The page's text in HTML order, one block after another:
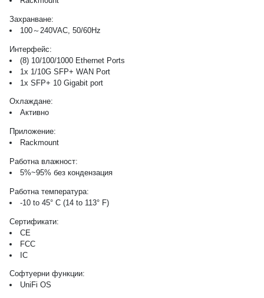
Захранване:
100～240VAC, 50/60Hz
Интерфейс:
(8) 10/100/1000 Ethernet Ports
1x 1/10G SFP+ WAN Port
1x SFP+ 10 Gigabit port
Охлаждане:
Активно
Приложение:
Rackmount
Работна влажност:
5%~95% без кондензация
Работна температура:
-10 to 45° C (14 to 113° F)
Сертификати:
CE
FCC
IC
Софтуерни функции:
UniFi OS